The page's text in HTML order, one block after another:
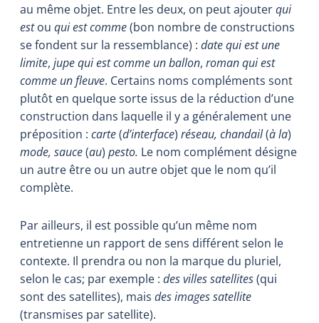
au même objet. Entre les deux, on peut ajouterqui
estou qui est comme(bon nombre de constructions
se fondent sur la ressemblance) : date qui est une
limite, jupe qui est comme un ballon, roman qui est
comme un fleuve. Certains noms compléments sont
plutôt en quelque sorte issus de la réduction d’une
construction dans laquelle il y a généralement une
préposition : carte(d’interface) réseau, chandail(à la)
mode, sauce(au) pesto. Le nom complément désigne
un autre être ou un autre objet que le nom qu’il
complète.
Par ailleurs, il est possible qu’un même nom
entretienne un rapport de sens différent selon le
contexte. Il prendra ou non la marque du pluriel,
selon le cas; par exemple : des villes satellites(qui
sont des satellites), mais des images satellite
(transmises par satellite).